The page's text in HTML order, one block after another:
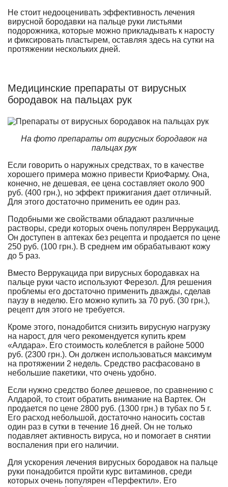
Не стоит недооценивать эффективность лечения
вирусной бородавки на пальце руки листьями
подорожника, которые можно прикладывать к наросту
и фиксировать пластырем, оставляя здесь на сутки на
протяжении нескольких дней.
Медицинские препараты от вирусных
бородавок на пальцах рук
На фото препараты от вирусных бородавок на
пальцах рук
Если говорить о наружных средствах, то в качестве
хорошего примера можно привести КриоФарму. Она,
конечно, не дешевая, ее цена составляет около 900
руб. (400 грн.), но эффект прижигания дает отличный.
Для этого достаточно применить ее один раз.
Подобными же свойствами обладают различные
растворы, среди которых очень популярен Веррукацид.
Он доступен в аптеках без рецепта и продается по цене
250 руб. (100 грн.). В среднем им обрабатывают кожу
до 5 раз.
Вместо Веррукацида при вирусных бородавках на
пальце руки часто используют Ферезол. Для решения
проблемы его достаточно применить дважды, сделав
паузу в неделю. Его можно купить за 70 руб. (30 грн.),
рецепт для этого не требуется.
Кроме этого, понадобится снизить вирусную нагрузку
на нарост, для чего рекомендуется купить крем
«Алдара». Его стоимость колеблется в районе 5000
руб. (2300 грн.). Он должен использоваться максимум
на протяжении 2 недель. Средство расфасовано в
небольшие пакетики, что очень удобно.
Если нужно средство более дешевое, по сравнению с
Алдарой, то стоит обратить внимание на Вартек. Он
продается по цене 2800 руб. (1300 грн.) в тубах по 5 г.
Его расход небольшой, достаточно наносить состав
один раз в сутки в течение 16 дней. Он не только
подавляет активность вируса, но и помогает в снятии
воспаления при его наличии.
Для ускорения лечения вирусных бородавок на пальце
руки понадобится пройти курс витаминов, среди
которых очень популярен «Перфектил». Его